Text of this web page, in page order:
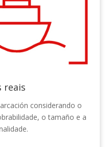
reais
considerando o
o tamaño e a